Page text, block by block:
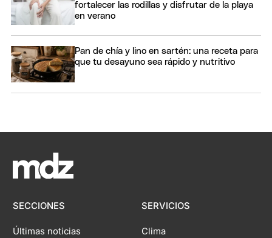
fortalecer las rodillas y disfrutar de la playa
en verano
Pan de chía y lino en sartén: una receta para
que tu desayuno sea rápido y nutritivo
SECCIONES
Últimas noticias
SERVICIOS
Clima